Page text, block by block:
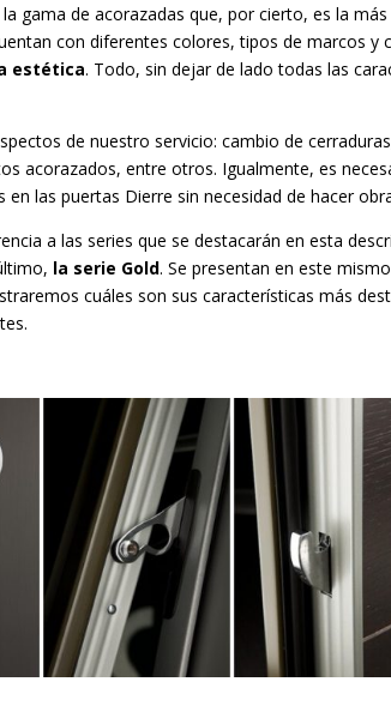
gama de acorazadas que, por cierto, es la
con diferentes colores, tipos de marcos y
estética. Todo, sin dejar de lado todas las
de nuestro servicio: cambio de
acorazados, entre otros. Igualmente, es
las puertas Dierre sin necesidad de hacer
a las series que se destacarán en esta
la serie Gold. Se presentan en este
cuáles son sus características más